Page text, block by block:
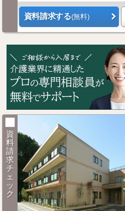
資料請求する(無料)
資
料
請
求
チ
ェ
ッ
ク